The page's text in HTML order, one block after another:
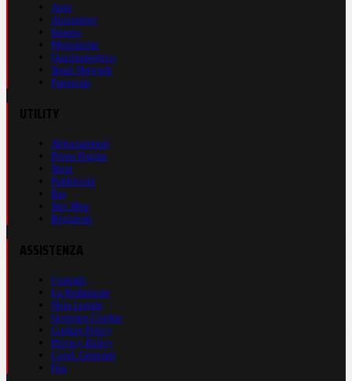
Auto
Autosprint
Inmoto
Motosprint
Guerinsportivo
Sport Network
Fantacup
Abbonamenti
Prima Pagina
Store
Pubblicità
Rss
Site Map
Registrati
Contatti
La Redazione
Nota Legale
Gestione Cookie
Cookie Policy
Privacy Policy
Cond. Generali
Faq